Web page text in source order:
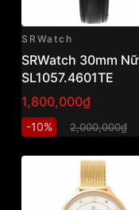
SRWatch
SRWatch 30mm Nữ
SL1057.4601TE
1,800,000₫
-10% 2,000,000₫